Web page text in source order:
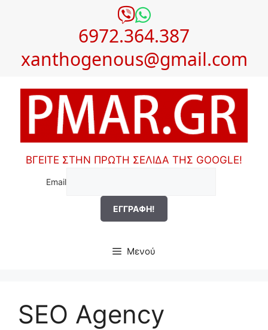
6972.364.387
xanthogenous@gmail.com
ΒΓΕΙΤΕ ΣΤΗΝ ΠΡΩΤΗ ΣΕΛΙΔΑ ΤΗΣ GOOGLE!
Email
Μενού
SEO Agency